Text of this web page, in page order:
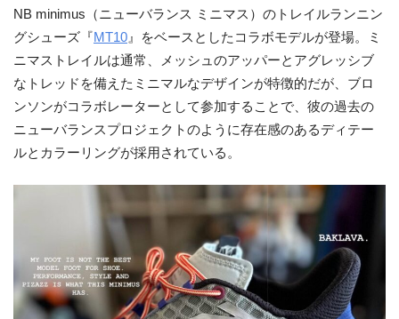
NB minimus（ニューバランス ミニマス）のトレイルランニン
グシューズ『MT10』をベースとしたコラボモデルが登場。ミ
ニマストレイルは通常、メッシュのアッパーとアグレッシブ
なトレッドを備えたミニマルなデザインが特徴的だが、ブロ
ンソンがコラボレーターとして参加することで、彼の過去の
ニューバランスプロジェクトのように存在感のあるディテー
ルとカラーリングが採用されている。